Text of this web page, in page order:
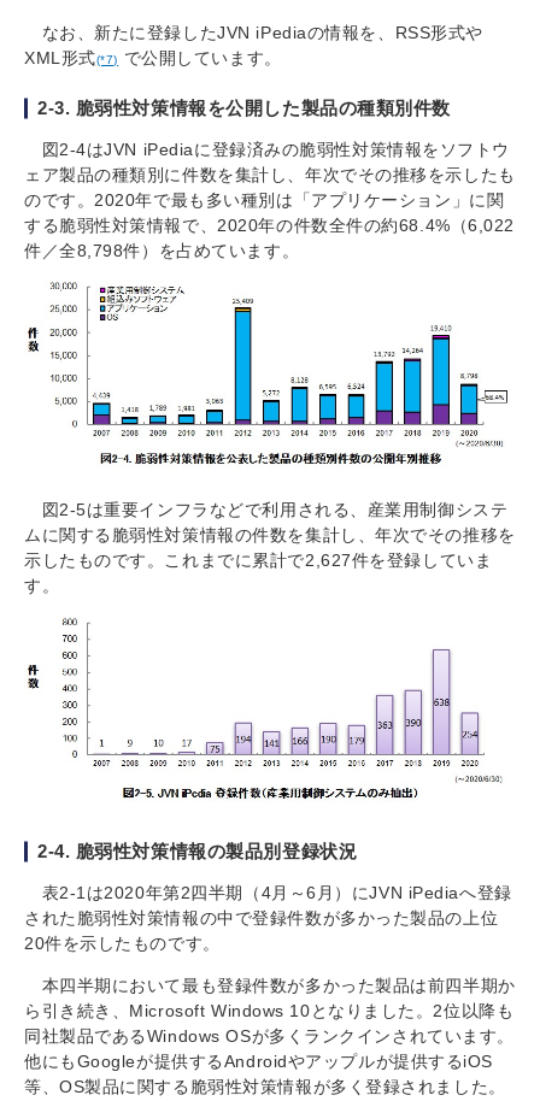
なお、新たに登録したJVN iPediaの情報を、RSS形式や
XML形式(*7) で公開しています。
2-3. 脆弱性対策情報を公開した製品の種類別件数
図2-4はJVN iPediaに登録済みの脆弱性対策情報をソフトウ
ェア製品の種類別に件数を集計し、年次でその推移を示したも
のです。2020年で最も多い種別は「アプリケーション」に関
する脆弱性対策情報で、2020年の件数全件の約68.4%（6,022
件／全8,798件）を占めています。
図2-5は重要インフラなどで利用される、産業用制御システ
ムに関する脆弱性対策情報の件数を集計し、年次でその推移を
示したものです。これまでに累計で2,627件を登録していま
す。
2-4. 脆弱性対策情報の製品別登録状況
表2-1は2020年第2四半期（4月～6月）にJVN iPediaへ登録
された脆弱性対策情報の中で登録件数が多かった製品の上位
20件を示したものです。
本四半期において最も登録件数が多かった製品は前四半期か
ら引き続き、Microsoft Windows 10となりました。2位以降も
同社製品であるWindows OSが多くランクインされています。
他にもGoogleが提供するAndroidやアップルが提供するiOS
等、OS製品に関する脆弱性対策情報が多く登録されました。